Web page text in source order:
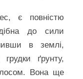
є повністю
до сили
в землі,
грудки ґрунту,
Вона ще